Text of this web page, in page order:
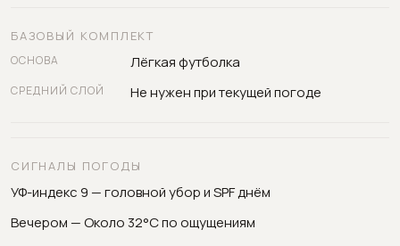
БАЗОВЫЙ КОМПЛЕКТ
ОСНОВА Лёгкая футболка
СРЕДНИЙ СЛОЙ Не нужен при текущей погоде
СИГНАЛЫ ПОГОДЫ
УФ-индекс 9 — головной убор и SPF днём
Вечером — Около 32°C по ощущениям